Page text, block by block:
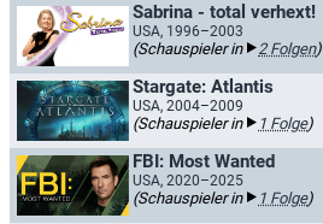
Sabrina - total verhext!
USA, 1996–2003
(Schauspieler in 2 Folgen)
Stargate: Atlantis
USA, 2004–2009
(Schauspieler in 1 Folge)
FBI: Most Wanted
USA, 2020–2025
(Schauspieler in 1 Folge)